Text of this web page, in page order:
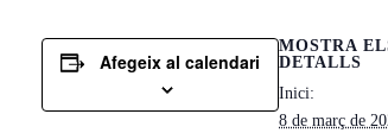
Afegeix al calendari
MOSTRA
DETALLS
Inici:
8 de març de